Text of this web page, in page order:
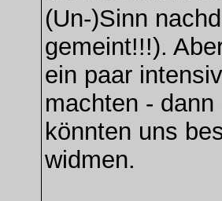
(Un-)Sinn
gemeint!!!).
ein paar
machten -
könnten uns
widmen.